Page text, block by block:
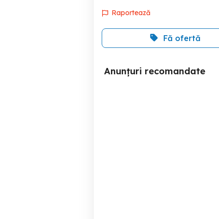
Raportează
Fă ofertă
Anunțuri recomandate